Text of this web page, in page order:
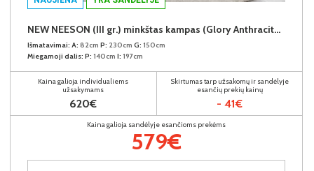
NEW NEESON (III gr.) minkštas kampas (Glory Anthracite-18)
Išmatavimai: A: 82cm P: 230cm G: 150cm
Miegamoji dalis: P: 140cm I: 197cm
Kaina galioja individualiems
užsakymams
620€
Skirtumas tarp užsakomų ir sandėlyje
esančių prekių kainų
- 41€
Kaina galioja sandėlyje esančioms prekėms
579€